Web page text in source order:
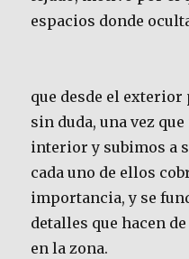
espacios donde
que desde el
sin duda, una vez
interior y subimos a
cada uno de ellos
importancia, y se
detalles que hacen
en la zona.